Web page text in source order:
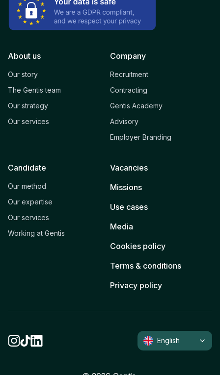
About us
Our story
The Gentis team
Our strategy
Our services
Company
Recruitment
Contracting
Gentis Academy
Advisory
Employer Branding
Candidate
Our method
Our expertise
Our services
Working at Gentis
Vacancies
Missions
Use cases
Media
Cookies policy
Terms & conditions
Privacy policy
English